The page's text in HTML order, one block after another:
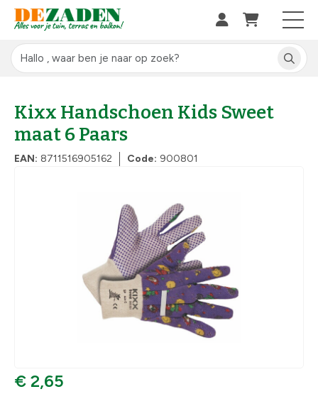
Kixx Handschoen Kids Sweet
maat 6 Paars
EAN: 8711516905162 Code: 900801
€ 2,65